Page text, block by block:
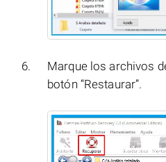
Marque los archivos
botón “Restaurar”.